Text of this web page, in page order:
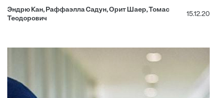
Эндрю Кан, Раффаэлла Садун, Орит Шаер, Томас
Теодорович
15.12.20